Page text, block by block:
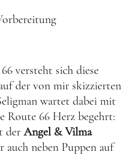
versteht sich diese
der von mir skizzierten
wartet dabei mit
Route 66 Herz begehrt:
der Angel & Vilma
auch neben Puppen auf